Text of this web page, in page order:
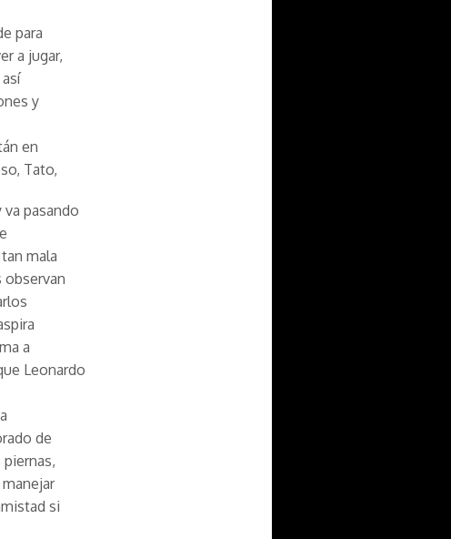
para
a jugar,
y
en
Tato,
pasando
mala
observan
a
Leonardo
de
si